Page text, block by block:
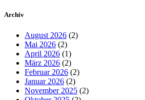
Archiv
August 2026 (2)
Mai 2026 (2)
April 2026 (1)
März 2026 (2)
Februar 2026 (2)
Januar 2026 (2)
November 2025 (2)